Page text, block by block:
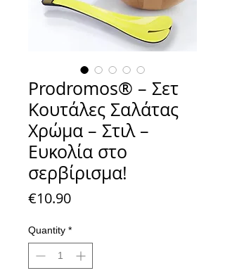
Prodromos® – Σετ
Κουτάλες Σαλάτας
Χρώμα – Στιλ –
Ευκολία στο
σερβίρισμα!
€10.90Price
Quantity *